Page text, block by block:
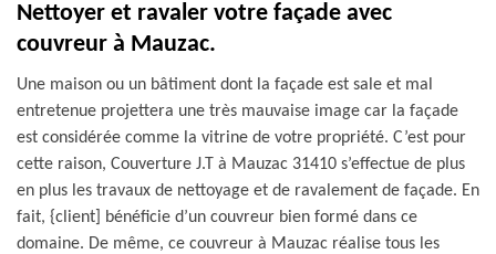
Nettoyer et ravaler votre façade avec
couvreur à Mauzac.
Une maison ou un bâtiment dont la façade est sale et mal
entretenue projettera une très mauvaise image car la façade
est considérée comme la vitrine de votre propriété. C’est pour
cette raison, Couverture J.T à Mauzac 31410 s’effectue de plus
en plus les travaux de nettoyage et de ravalement de façade. En
fait, {client] bénéficie d’un couvreur bien formé dans ce
domaine. De même, ce couvreur à Mauzac réalise tous les